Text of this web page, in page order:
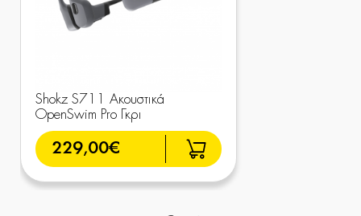
Shokz S711 Ακουστικά
OpenSwim Pro Γκρι
229,00€